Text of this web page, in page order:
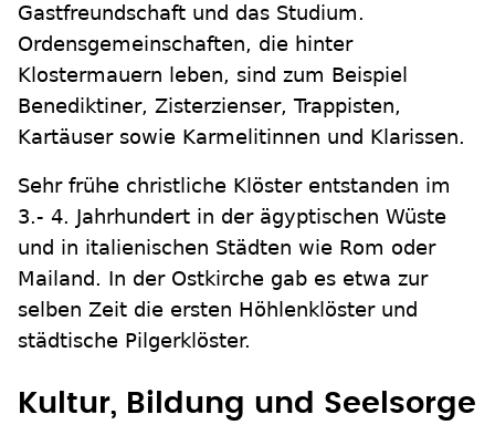
Gastfreundschaft und das Studium.
Ordensgemeinschaften, die hinter
Klostermauern leben, sind zum Beispiel
Benediktiner, Zisterzienser, Trappisten,
Kartäuser sowie Karmelitinnen und Klarissen.
Sehr frühe christliche Klöster entstanden im
3.- 4. Jahrhundert in der ägyptischen Wüste
und in italienischen Städten wie Rom oder
Mailand. In der Ostkirche gab es etwa zur
selben Zeit die ersten Höhlenklöster und
städtische Pilgerklöster.
Kultur, Bildung und Seelsorge